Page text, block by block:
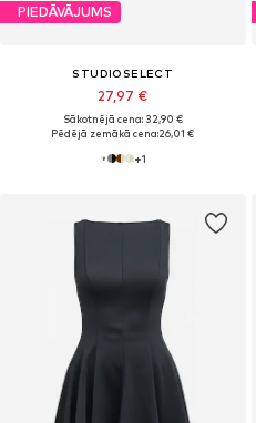
PIEDĀVĀJUMS
STUDIOSELECT
27,97 €
Sākotnējā cena: 32,90 €
Pēdējā zemākā cena:26,01 €
+1